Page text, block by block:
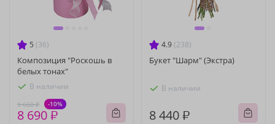
5 (36)
Композиция "Роскошь в
белых тонах"
В наличии
9 660 ₽ -10%
8 690 ₽
4.9 (238)
Букет "Шарм" (Экстра)
В наличии
8 440 ₽